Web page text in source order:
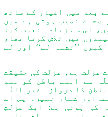
بعد میں اغیار کے ساتھ
صحبت نصیب ہوتی ہے میں
اس سے زیادہ نعمت کیا
میں تلاش کرتا تھا،
’’تشنہ لب‘‘ اور لب
عزلت ہے، عزلت کی حقیقت
سے اپنے باطن کو بند
کا دروازہ غیر
اللّٰہ
اور شمار نہیں۔ پس اے
کی ہوتی ہے: ایک عزلتِ